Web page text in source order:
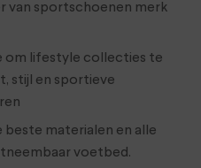
van sportschoenen merk
om lifestyle collecties te
stijl en sportieve
beste materialen en alle
voetbed.